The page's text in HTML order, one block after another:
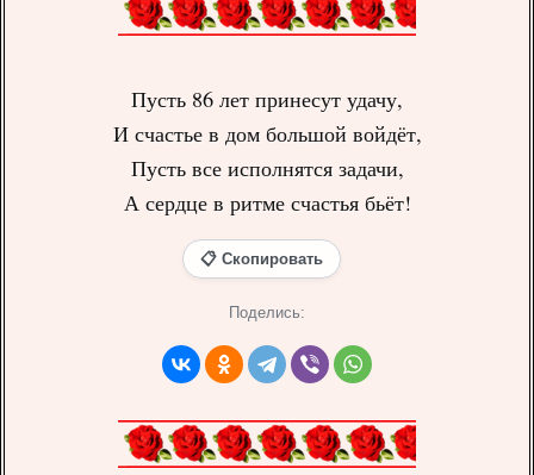
Пусть 86 лет принесут удачу,
И счастье в дом большой войдёт,
Пусть все исполнятся задачи,
А сердце в ритме счастья бьёт!
📋 Скопировать
Поделись: